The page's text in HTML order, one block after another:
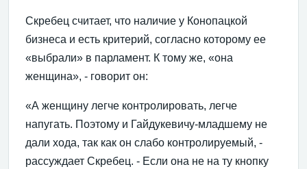
Скребец считает, что наличие у Конопацкой
бизнеса и есть критерий, согласно которому ее
«выбрали» в парламент. К тому же, «она
женщина», - говорит он:
«А женщину легче контролировать, легче
напугать. Поэтому и Гайдукевичу-младшему не
дали хода, так как он слабо контролируемый, -
рассуждает Скребец. - Если она не на ту кнопку